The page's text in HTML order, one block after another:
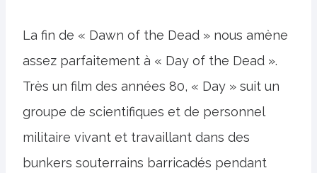
La fin de « Dawn of the Dead » nous amène
assez parfaitement à « Day of the Dead ».
Très un film des années 80, « Day » suit un
groupe de scientifiques et de personnel
militaire vivant et travaillant dans des
bunkers souterrains barricadés pendant